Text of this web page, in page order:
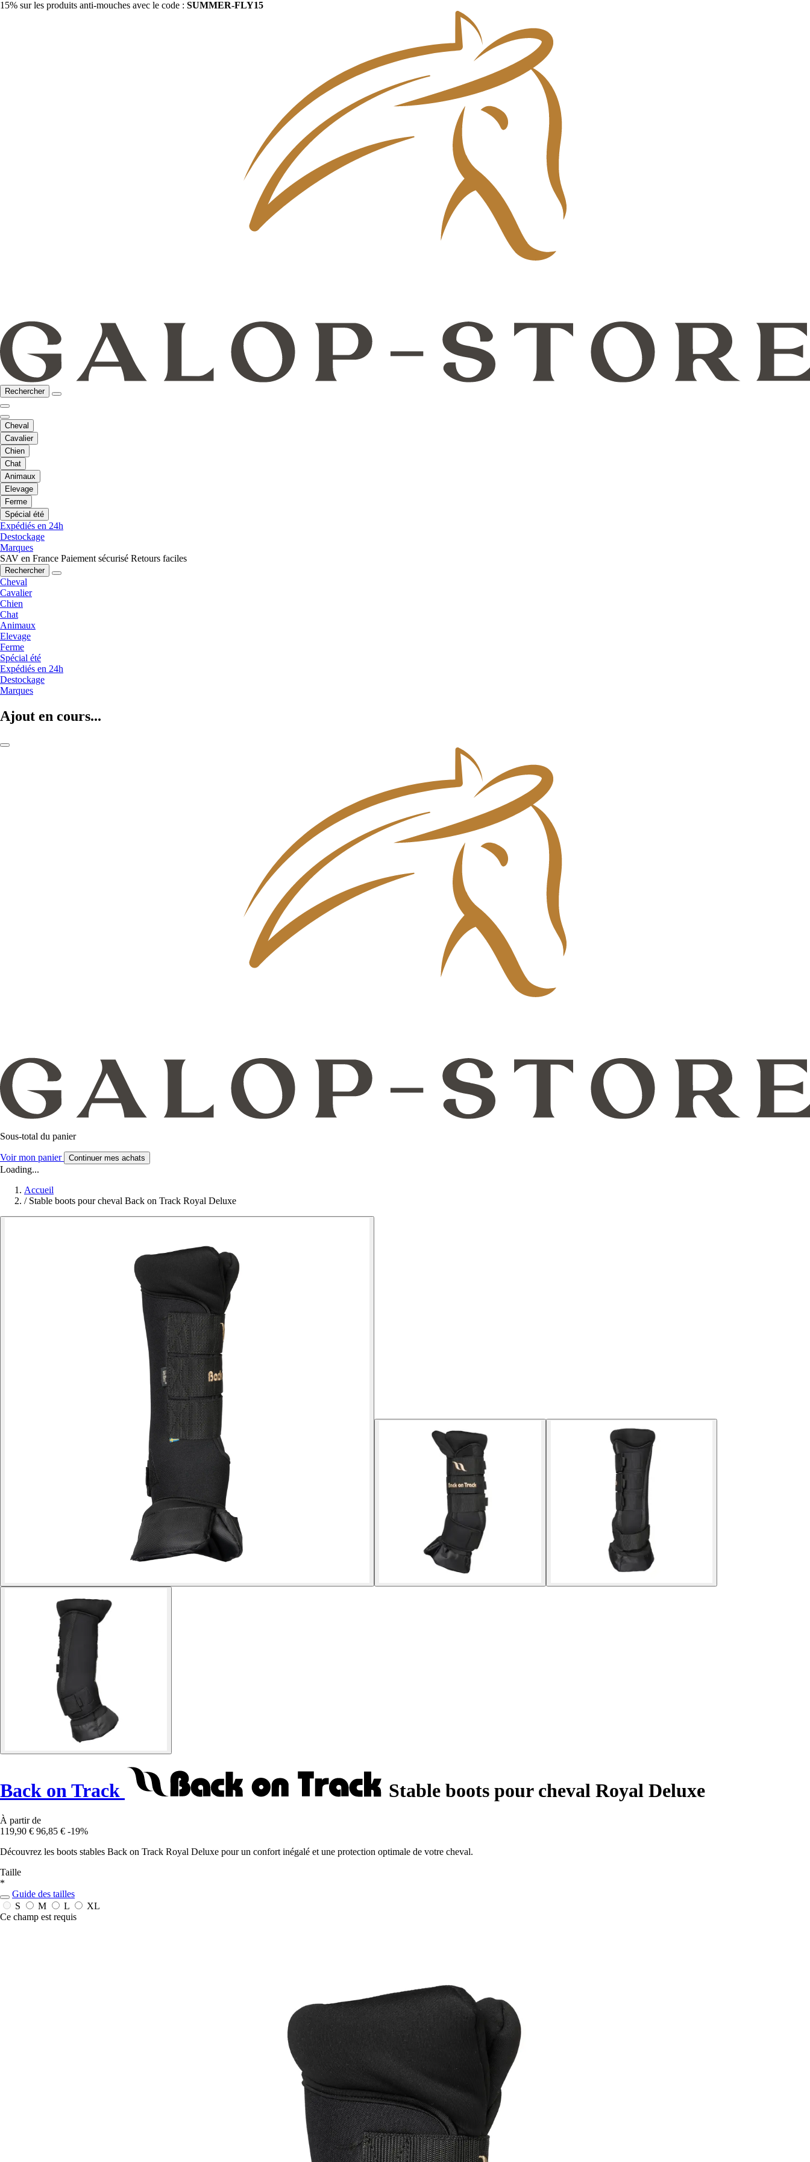
15% sur les produits anti-mouches avec le code : SUMMER-FLY15
Rechercher
Cheval
Cavalier
Chien
Chat
Animaux
Elevage
Ferme
Spécial été
Expédiés en 24h
Destockage
Marques
SAV en France Paiement sécurisé Retours faciles
Rechercher
Cheval
Cavalier
Chien
Chat
Animaux
Elevage
Ferme
Spécial été
Expédiés en 24h
Destockage
Marques
Ajout en cours...
Sous-total du panier
Voir mon panier Continuer mes achats
Loading...
Accueil
/ Stable boots pour cheval Back on Track Royal Deluxe
Back on Track Stable boots pour cheval Royal Deluxe
À partir de
119,90 € 96,85 € -19%
Découvrez les boots stables Back on Track Royal Deluxe pour un confort inégalé et une protection optimale de votre cheval.
Taille
*
Guide des tailles
S
M L
XL
Ce champ est requis